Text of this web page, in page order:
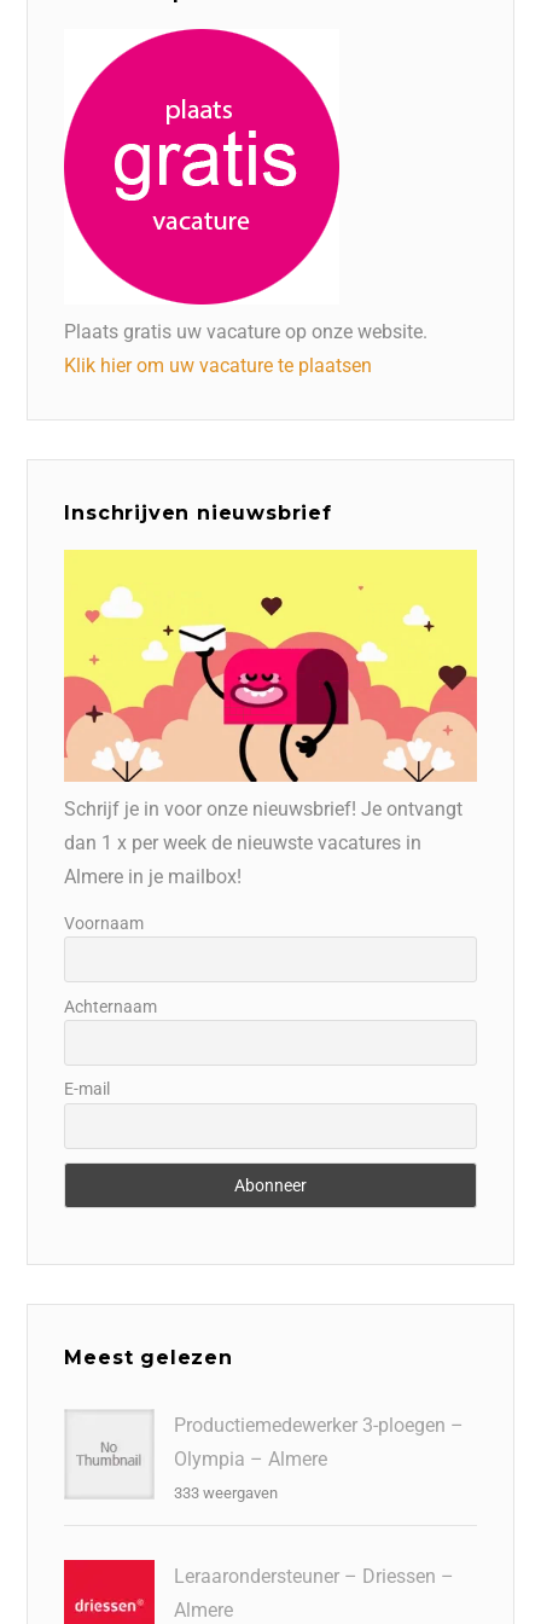
Plaats gratis uw vacature op onze website.
Klik hier om uw vacature te plaatsen
Inschrijven nieuwsbrief
Schrijf je in voor onze nieuwsbrief! Je ontvangt
dan 1 x per week de nieuwste vacatures in
Almere in je mailbox!
Voornaam
Achternaam
E-mail
Meest gelezen
Productiemedewerker 3-ploegen –
Olympia – Almere
333 weergaven
Leraarondersteuner – Driessen –
Almere